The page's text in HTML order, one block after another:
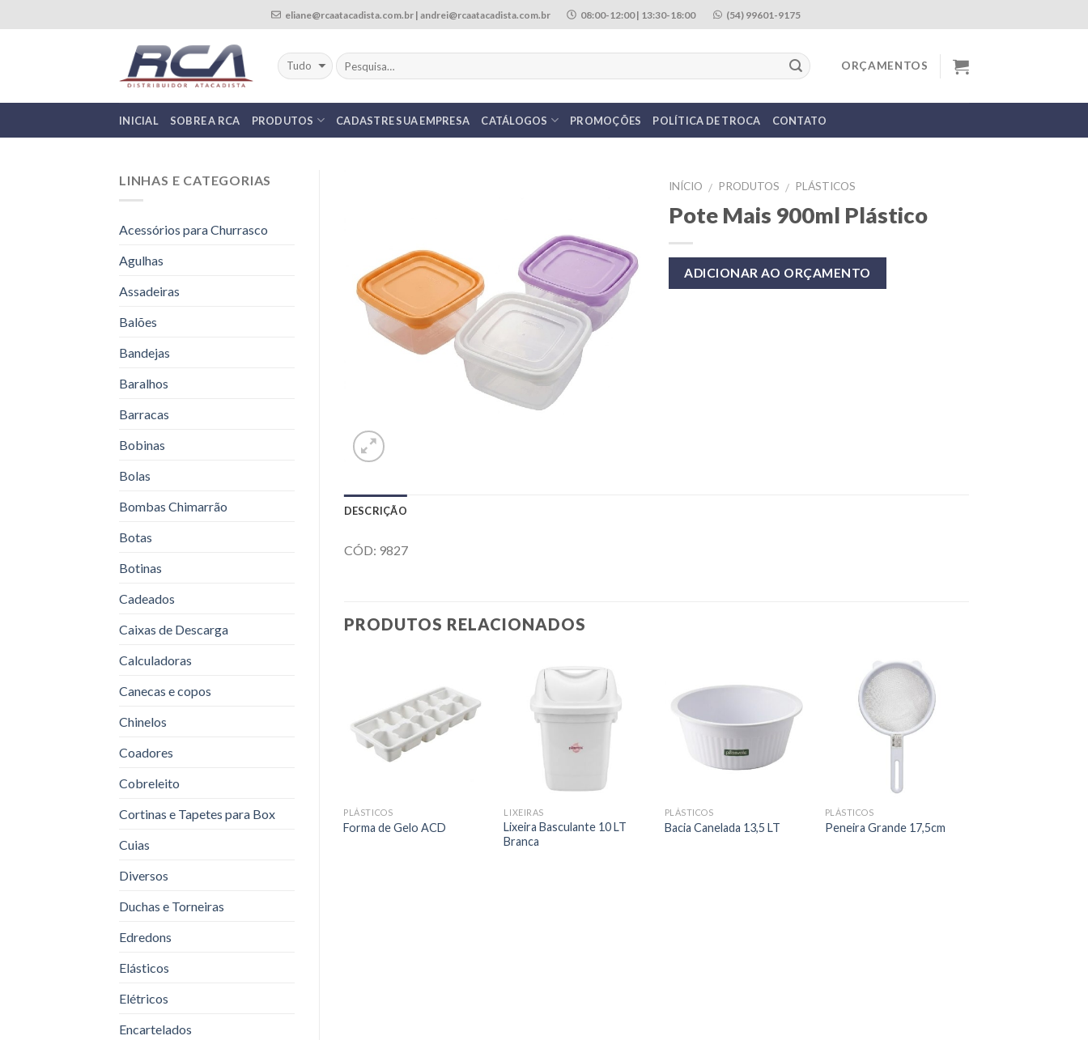
to
eliane@rcaatacadista.com.br | andrei@rcaatacadista.com.br 08:00-12:00 | 13:30-18:00 (54) 99601-9175
ORÇAMENTOS
INICIAL SOBRE A RCA PRODUTOS CADASTRE SUA EMPRESA CATÁLOGOS PROMOÇÕES POLÍTICA DE TROCA CONTATO
INÍCIO / PRODUTOS / PLÁSTICOS
Pote Mais 900ml Plástico
ADICIONAR AO ORÇAMENTO
DESCRIÇÃO
CÓD: 9827
PRODUTOS RELACIONADOS
PLÁSTICOS
Forma de Gelo ACD
LIXEIRAS
Lixeira Basculante 10 LT
Branca
PLÁSTICOS
Bacia Canelada 13,5 LT
PLÁSTICOS
Peneira Grande 17,5cm
PLÁSTICOS
LINHAS E CATEGORIAS
Acessórios para Churrasco
Agulhas
Assadeiras
Balões
Bandejas
Baralhos
Barracas
Bobinas
Bolas
Bombas Chimarrão
Botas
Botinas
Cadeados
Caixas de Descarga
Calculadoras
Canecas e copos
Chinelos
Coadores
Cobreleito
Cortinas e Tapetes para Box
Cuias
Diversos
Duchas e Torneiras
Edredons
Elásticos
Elétricos
Encartelados